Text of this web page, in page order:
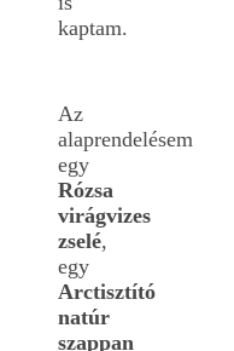
kaptam.
Az
alaprendelésem
egy
Rózsa
virágvizes
zselé,
egy
Arctisztító
natúr
szappan